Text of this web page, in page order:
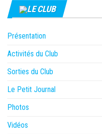
LE CLUB
Présentation
Activités du Club
Sorties du Club
Le Petit Journal
Photos
Vidéos